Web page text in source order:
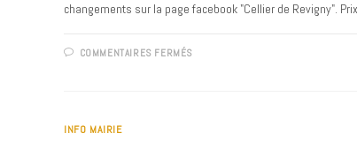
changements sur la page facebook "Cellier de Revigny".
COMMENTAIRES FERMÉS
INFO MAIRIE